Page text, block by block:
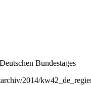
Bundestages
2014/